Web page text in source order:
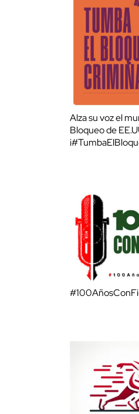
Alza su voz el
Bloqueo de